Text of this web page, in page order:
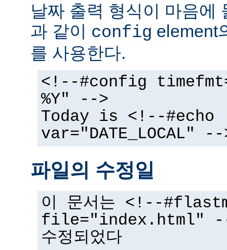
날짜 출력 형식이 마음에
과 같이 config element
를 사용한다.
<!--#config
%Y" -->
Today is <!--#echo
var="DATE_LOCAL" --
파일의 수정일
이 문서는 <!--
file="index.html" --
수정되었다